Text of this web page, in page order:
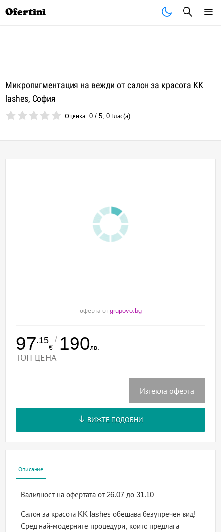
Ofertini
Микропигментация на вежди от салон за красота KK
lashes, София
Оценка:0 /5,0 Глас(а)
оферта от grupovo.bg
97.15
€
/ 190лв.
ТОП ЦЕНА
Изтекла оферта
ВИЖТЕ ПОДОБНИ
Описание
Валидност на офертатаот 26.07 до 31.10
Салон за красота KK lashes обещава безупречен вид!
Сред най-модерните процедури, които предлага